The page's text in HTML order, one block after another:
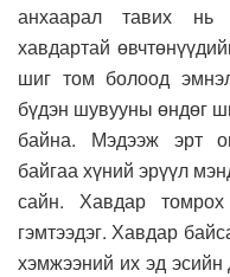
анхаарал тавих нь
хавдартай
шиг том болоод
бүдэн шувууны өндөг
байна. Мэдээж эрт
байгаа хүний эрүүл
сайн. Хавдар
гэмтээдэг. Хавдар
хэмжээний их эд эсийн